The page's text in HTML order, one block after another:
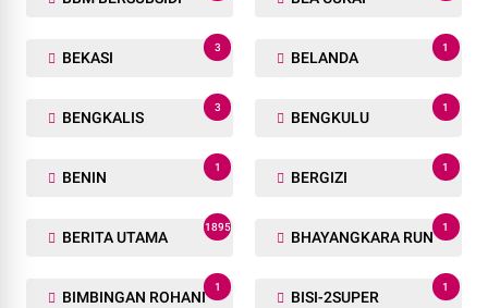
BEKASI
3
BELANDA
1
BENGKALIS
3
BENGKULU
1
BENIN
1
BERGIZI
1
BERITA UTAMA
1895
BHAYANGKARA RUN
1
BIMBINGAN ROHANI
1
BISI-2SUPER
1